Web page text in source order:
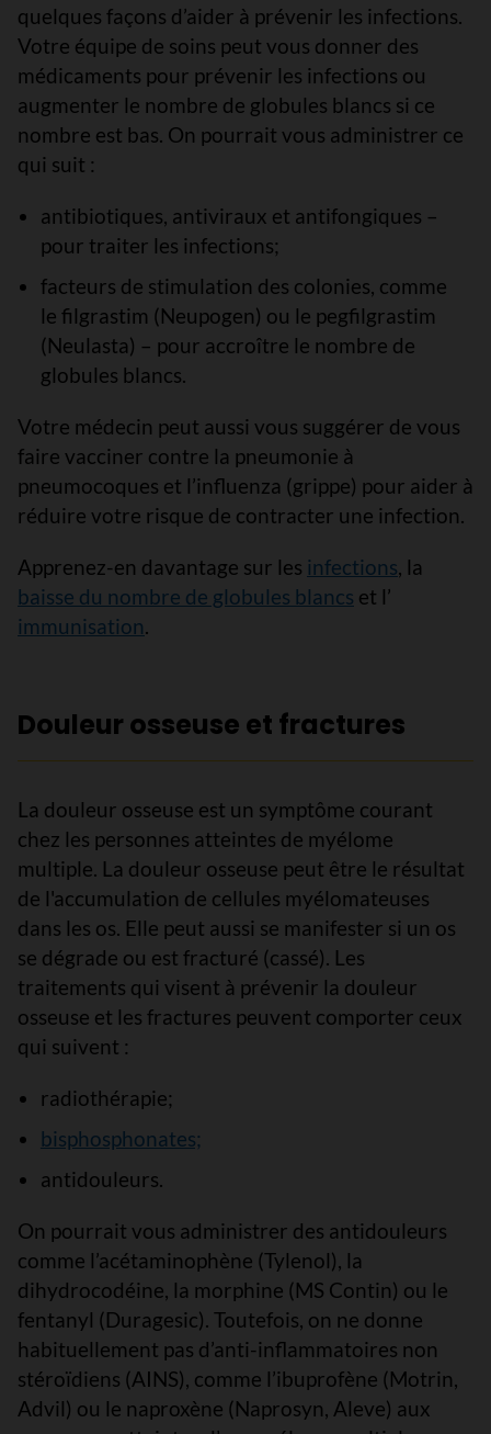
quelques façons d’aider à prévenir les infections.
Votre équipe de soins peut vous donner des
médicaments pour prévenir les infections ou
augmenter le nombre de globules blancs si ce
nombre est bas. On pourrait vous administrer ce
qui suit :
antibiotiques, antiviraux et antifongiques –
pour traiter les infections;
facteurs de stimulation des colonies, comme
le filgrastim (Neupogen) ou le pegfilgrastim
(Neulasta) – pour accroître le nombre de
globules blancs.
Votre médecin peut aussi vous suggérer de vous
faire vacciner contre la pneumonie à
pneumocoques et l’influenza (grippe) pour aider à
réduire votre risque de contracter une infection.
Apprenez-en davantage sur les infections, la
baisse du nombre de globules blancs et l’
immunisation.
Douleur osseuse et fractures
La douleur osseuse est un symptôme courant
chez les personnes atteintes de myélome
multiple. La douleur osseuse peut être le résultat
de l'accumulation de cellules myélomateuses
dans les os. Elle peut aussi se manifester si un os
se dégrade ou est fracturé (cassé). Les
traitements qui visent à prévenir la douleur
osseuse et les fractures peuvent comporter ceux
qui suivent :
radiothérapie;
bisphosphonates;
antidouleurs.
On pourrait vous administrer des antidouleurs
comme l’acétaminophène (Tylenol), la
dihydrocodéine, la morphine (MS Contin) ou le
fentanyl (Duragesic). Toutefois, on ne donne
habituellement pas d’anti-inflammatoires non
stéroïdiens (AINS), comme l’ibuprofène (Motrin,
Advil) ou le naproxène (Naprosyn, Aleve) aux